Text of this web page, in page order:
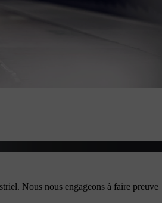
Nous nous engageons à faire preuve